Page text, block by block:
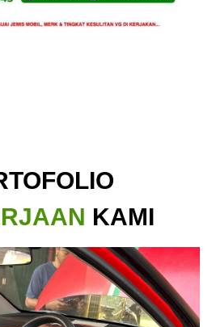
KAMI